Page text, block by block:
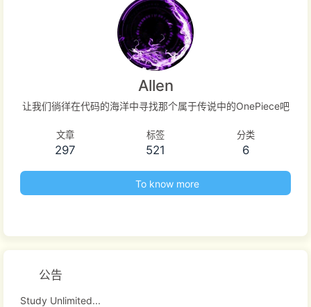
Allen
让我们徜徉在代码的海洋中寻找那个属于传说中的OnePiece吧
文章
297
标签
521
分类
6
To know more
公告
Study Unlimited...